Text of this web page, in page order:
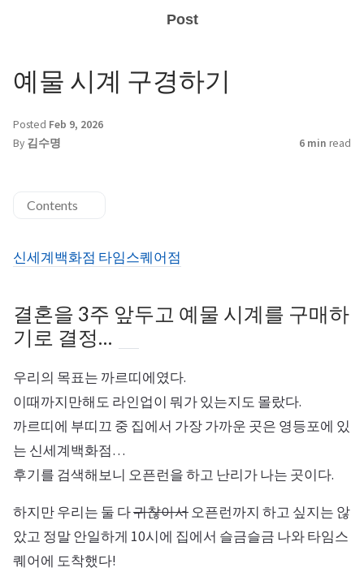
Post
예물 시계 구경하기
Posted Feb 9, 2026
By 김수명 6 min read
Contents
신세계백화점 타임스퀘어점
결혼을 3주 앞두고 예물 시계를 구매하
기로 결정…
우리의 목표는 까르띠에였다.
이때까지만해도 라인업이 뭐가 있는지도 몰랐다.
까르띠에 부띠끄 중 집에서 가장 가까운 곳은 영등포에 있
는 신세계백화점…
후기를 검색해보니 오픈런을 하고 난리가 나는 곳이다.
하지만 우리는 둘 다귀찮아서오픈런까지 하고 싶지는 않
았고 정말 안일하게 10시에 집에서 슬금슬금 나와 타임스
퀘어에 도착했다!